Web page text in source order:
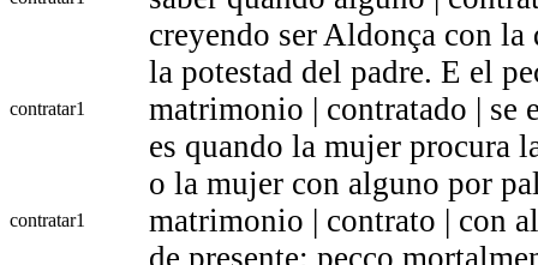
creyendo ser Aldonça con la
contratar1
la potestad del padre. E el
matrimonio | contratado | se
es quando la mujer procura
contratar1
o la mujer con alguno por
matrimonio | contrato | con
de presente: pecco